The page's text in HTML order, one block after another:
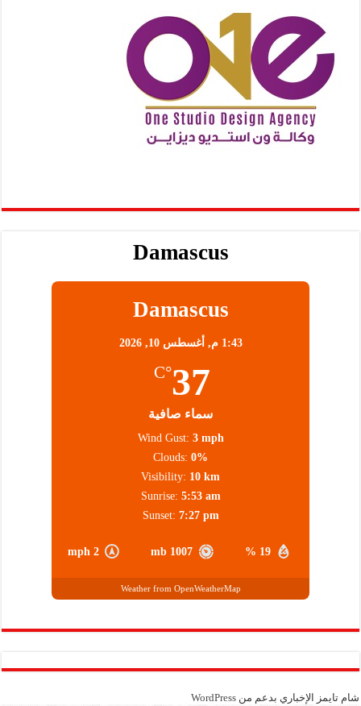
Damascus
Damascus
1:43 م, أغسطس 10, 2026
37
°C
سماء صافية
19 %
1007 mb
2 mph
Wind Gust: 3 mph
Clouds: 0%
Visibility: 10 km
Sunrise: 5:53 am
Sunset: 7:27 pm
Weather from OpenWeatherMap
شام تايمز الإخباري بدعم منWordPress